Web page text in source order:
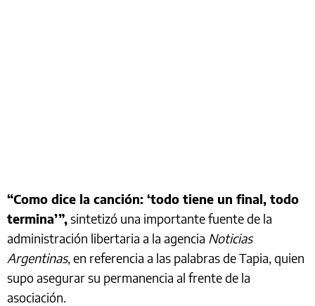
“Como dice la canción: ‘todo tiene un final, todo
termina’”,sintetizó una importante fuente de la
administración libertaria a la agencia Noticias
Argentinas, en referencia a las palabras de Tapia, quien
supo asegurar su permanencia al frente de la
asociación.